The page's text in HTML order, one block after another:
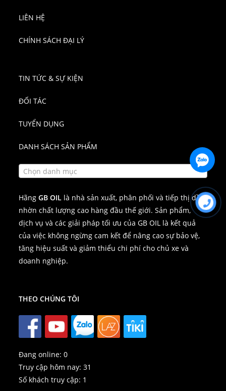
LIÊN HỆ
CHÍNH SÁCH ĐẠI LÝ
TIN TỨC & SỰ KIỆN
ĐỐI TÁC
TUYỂN DỤNG
DANH SÁCH SẢN PHẨM
Chọn danh mục
HãngGB OIL là nhà sản xuất, phân phối và tiếp thị dầu
nhờn chất lượng cao hàng đầu thế giới. Sản phẩm,
dịch vụ và các giải pháp tối ưu của GB OIL là kết quả
của việc không ngừng cam kết để nâng cao sự bảo vệ,
tăng hiệu suất và giảm thiểu chi phí cho chủ xe và
doanh nghiệp.
THEO CHÚNG TÔI
Đang online:0
Truy cập hôm nay:31
Số khách truy cập: 1